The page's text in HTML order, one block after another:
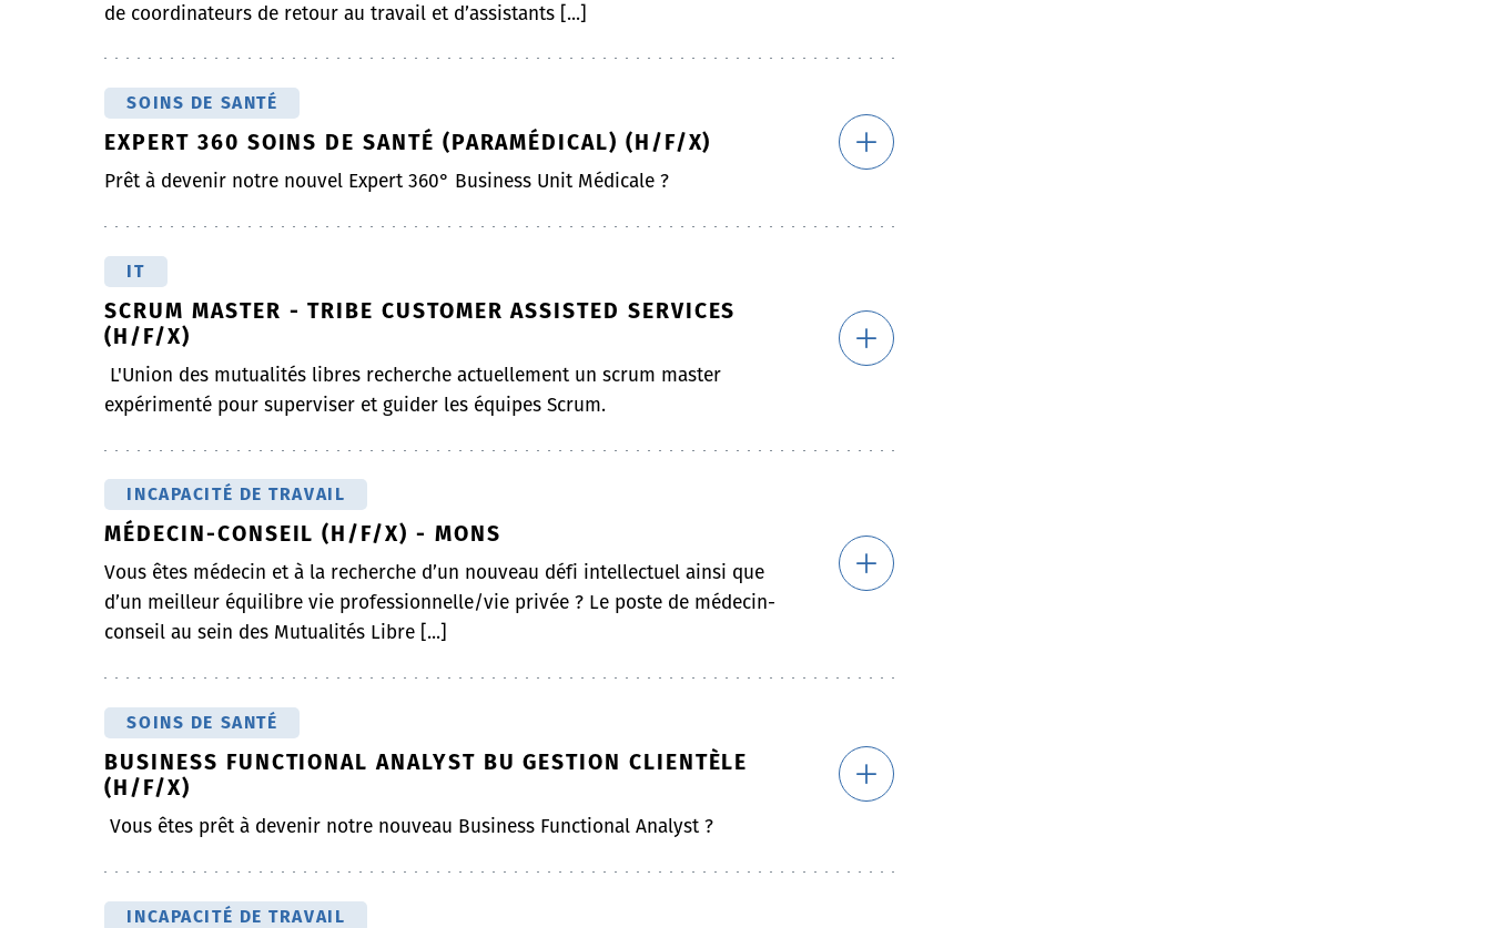
de coordinateurs de retour au travail et d’assistants [...]
SOINS DE SANTÉ
EXPERT 360 SOINS DE SANTÉ (PARAMÉDICAL) (H/F/X)
Prêt à devenir notre nouvel Expert 360° Business Unit Médicale ?
IT
SCRUM MASTER - TRIBE CUSTOMER ASSISTED SERVICES
(H/F/X)
L'Union des mutualités libres recherche actuellement un scrum master
expérimenté pour superviser et guider les équipes Scrum.
INCAPACITÉ DE TRAVAIL
MÉDECIN-CONSEIL (H/F/X) - MONS
Vous êtes médecin et à la recherche d’un nouveau défi intellectuel ainsi que
d’un meilleur équilibre vie professionnelle/vie privée ? Le poste de médecin-
conseil au sein des Mutualités Libre [...]
SOINS DE SANTÉ
BUSINESS FUNCTIONAL ANALYST BU GESTION CLIENTÈLE
(H/F/X)
Vous êtes prêt à devenir notre nouveau Business Functional Analyst ?
INCAPACITÉ DE TRAVAIL